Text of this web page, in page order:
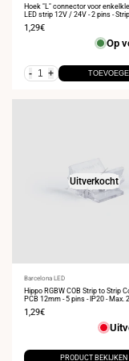
Hoek "L" connector voor
LED strip 12V / 24V - 2 pins -
Verkoopprijs
1,29€
Op
- +
Uitverkocht
Leverancier:
Barcelona LED
Hippo RGBW COB Strip to Strip
PCB 12mm - 5 pins - IP20 - Max.
Verkoopprijs
1,29€
PRODUCT BEKIJKEN